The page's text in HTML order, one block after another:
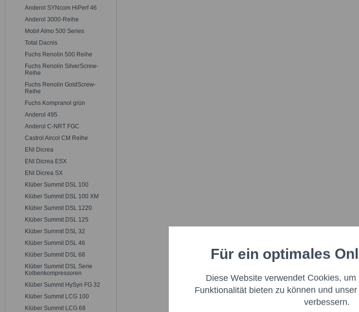
Anderol SYNcom HiPerf 46
Anderol 3000-Reihe
Mobil Almo 500 Series
Total Dacnis
Fuchs Renolin 500 Reihe
Fuchs Renolin SilverScrew-
Reihe
Fuchs Renolin GoldScrew-
Reihe
Fuchs Kompranol grün
Anderol 495
Anderol C-NRT FGC
Castrol Aircol CM Reihe
ENI Dicrea
ENI Dicrea ESX
ENI Dicrea SX
Klüber Summit DSL 100
Klüber Summit DSL 100 XM
Klüber Summit DSL 1220
Klüber Summit DSL 125
Klüber Summit DSL 32
Klüber Summit DSL 46
Klüber Summit DSL 68
Klüber Summit DSL Serie
Kolbenkompressoren
Klüber Summit HySyn FG 32
Klüber Summit LCG 100
Klüber Summit LCG 68
Funktionale
Marketing
Für ein optimales
Diese Website verwendet Cookies,
Funktionalität bieten zu können und
verbessern.